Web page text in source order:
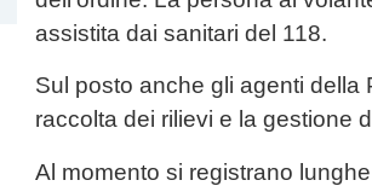
assistita dai sanitari del 118.
Sul posto anche gli agenti della
raccolta dei rilievi e la gestione
Al momento si registrano